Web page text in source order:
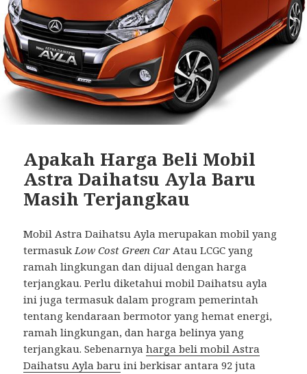
Apakah Harga Beli Mobil
Astra Daihatsu Ayla Baru
Masih Terjangkau
Mobil Astra Daihatsu Ayla merupakan mobil yang
termasukLow Cost Green Car Atau LCGC yang
ramah lingkungan dan dijual dengan harga
terjangkau. Perlu diketahui mobil Daihatsu ayla
ini juga termasuk dalam program pemerintah
tentang kendaraan bermotor yang hemat energi,
ramah lingkungan, dan harga belinya yang
terjangkau. Sebenarnyaharga beli mobil Astra
Daihatsu Ayla baru ini berkisar antara 92 juta